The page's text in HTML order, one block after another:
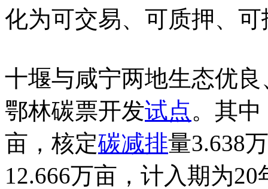
化为可交易、可质押、
十堰与咸宁两地生态优
鄂林碳票开发试点。其
亩，核定碳减排量3.638
12.666万亩，计入期为